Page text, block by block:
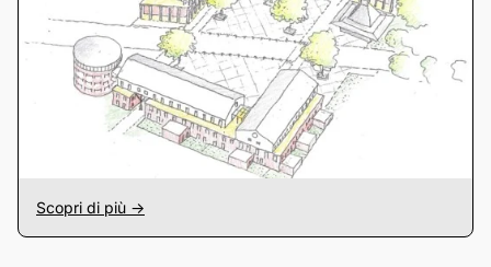
Scopri di più ->